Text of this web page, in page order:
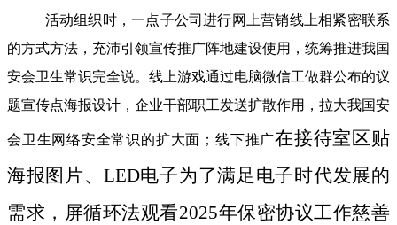
活动组织时，一点子公司进行网上营销线上相紧密联系
的方式方法，充沛引领宣传推广阵地建设使用，统筹推进我国
安会卫生常识完全说。线上游戏通过电脑微信工做群公布的议
题宣传点海报设计，企业干部职工发送扩散作用，拉大我国安
会卫生网络安全常识的扩大面；线下推广在接待室区贴
海报图片、LED电子为了满足电子时代发展的
需求，屏循环法观看2025年保密协议工作慈善